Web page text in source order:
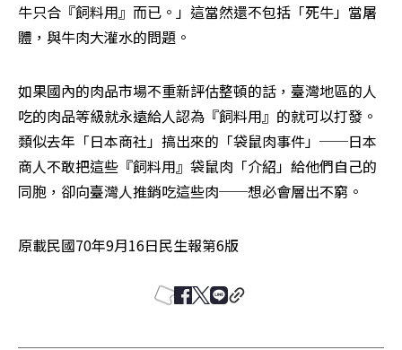
牛只合『飼料用』而已。」這當然還不包括「死牛」當屠
體，與牛肉大灌水的問題。
如果國內的肉品市場不重新評估整頓的話，臺灣地區的人
吃的肉品等級就永遠給人認為『飼料用』的就可以打發。
類似去年「日本商社」搞出來的「袋鼠肉事件」──日本
商人不敢把這些『飼料用』袋鼠肉「介紹」給他們自己的
同胞，卻向臺灣人推銷吃這些肉──想必會層出不窮。
原載民國70年9月16日民生報第6版